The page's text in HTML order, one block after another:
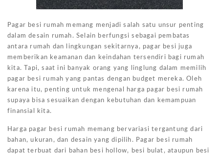
Pagar besi rumah memang menjadi salah satu unsur penting
dalam desain rumah. Selain berfungsi sebagai pembatas
antara rumah dan lingkungan sekitarnya, pagar besi juga
memberikan keamanan dan keindahan tersendiri bagi rumah
kita. Tapi, saat ini banyak orang yang linglung dalam memilih
pagar besi rumah yang pantas dengan budget mereka. Oleh
karena itu, penting untuk mengenal harga pagar besi rumah
supaya bisa sesuaikan dengan kebutuhan dan kemampuan
finansial kita.
Harga pagar besi rumah memang bervariasi tergantung dari
bahan, ukuran, dan desain yang dipilih. Pagar besi rumah
dapat terbuat dari bahan besi hollow, besi bulat, ataupun besi